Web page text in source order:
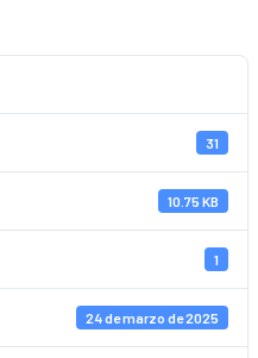
31
10.75 KB
1
24 de marzo de 2025